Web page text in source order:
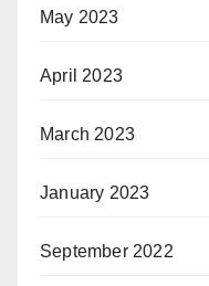
May 2023
April 2023
March 2023
January 2023
September 2022